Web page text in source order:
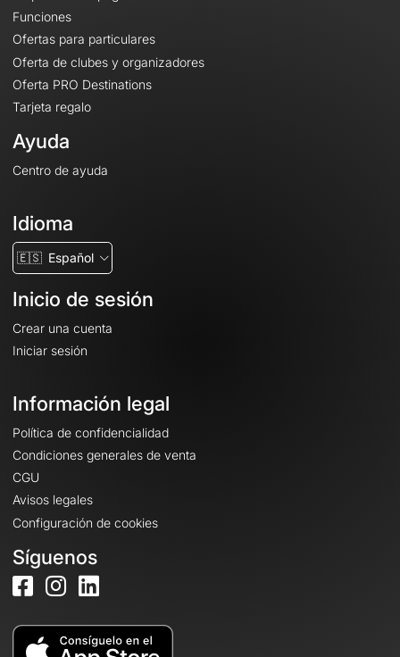
Funciones
Ofertas para particulares
Oferta de clubes y organizadores
Oferta PRO Destinations
Tarjeta regalo
Ayuda
Centro de ayuda
Idioma
🇪🇸 Español
Inicio de sesión
Crear una cuenta
Iniciar sesión
Información legal
Política de confidencialidad
Condiciones generales de venta
CGU
Avisos legales
Configuración de cookies
Síguenos